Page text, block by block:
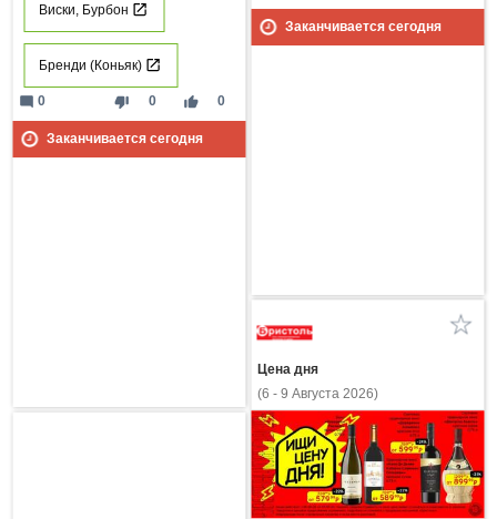
Виски, Бурбон
Бренди (Коньяк)
thumb_down 0 thumb_up 0
mode_comment 0
Заканчивается сегодня
Заканчивается сегодня
Цена дня
(6 - 9 Августа 2026)